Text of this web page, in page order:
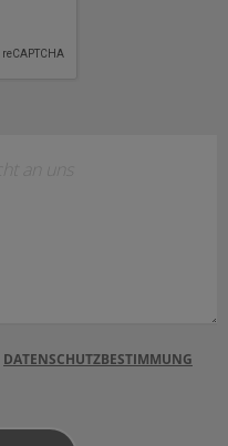
DATENSCHUTZBESTIMMUNG